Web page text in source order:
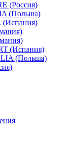
(Россия)
(Польша)
(Испания)
(Польша)